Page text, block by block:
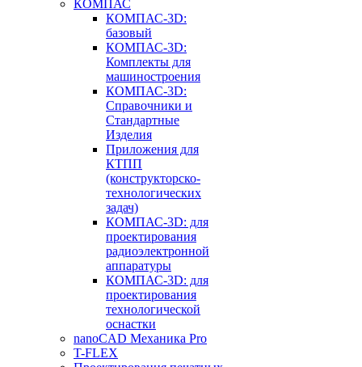
КОМПАС
КОМПАС-3D:
базовый
КОМПАС-3D:
Комплекты для
машиностроения
КОМПАС-3D:
Справочники и
Стандартные
Изделия
Приложения для
КТПП
(конструкторско-
технологических
задач)
КОМПАС-3D: для
проектирования
радиоэлектронной
аппаратуры
КОМПАС-3D: для
проектирования
технологической
оснастки
nanoCAD Механика Pro
T-FLEX